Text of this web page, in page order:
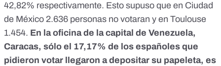
42,82% respectivamente. Esto supuso que en Ciudad
de México 2.636 personas no votaran y en Toulouse
1.454. En la oficina de la capital de Venezuela,
Caracas, sólo el 17,17% de los españoles que
pidieron votar llegaron a depositar su papeleta, es